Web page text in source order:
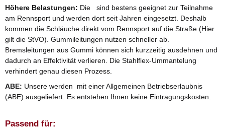
Höhere Belastungen: Die sind bestens geeignet zur Teilnahme
am Rennsport und werden dort seit Jahren eingesetzt. Deshalb
kommen die Schläuche direkt vom Rennsport auf die Straße (Hier
gilt die StVO). Gummileitungen nutzen schneller ab.
Bremsleitungen aus Gummi können sich kurzzeitig ausdehnen und
dadurch an Effektivität verlieren. Die Stahlflex-Ummantelung
verhindert genau diesen Prozess.
ABE: Unsere werden mit einer Allgemeinen Betriebserlaubnis
(ABE) ausgeliefert. Es entstehen Ihnen keine Eintragungskosten.
Passend für: